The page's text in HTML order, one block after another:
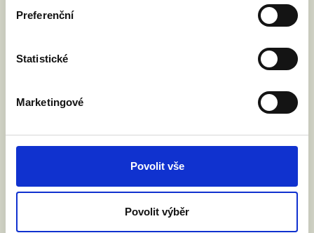
Preferenční
Statistické
Marketingové
Povolit vše
Povolit výběr
ROK 2025: PARTNERSTVÍ PLATÍ, ALE BOJ
ZA ROVNÉ MANŽELSTVÍ POKRAČUJE